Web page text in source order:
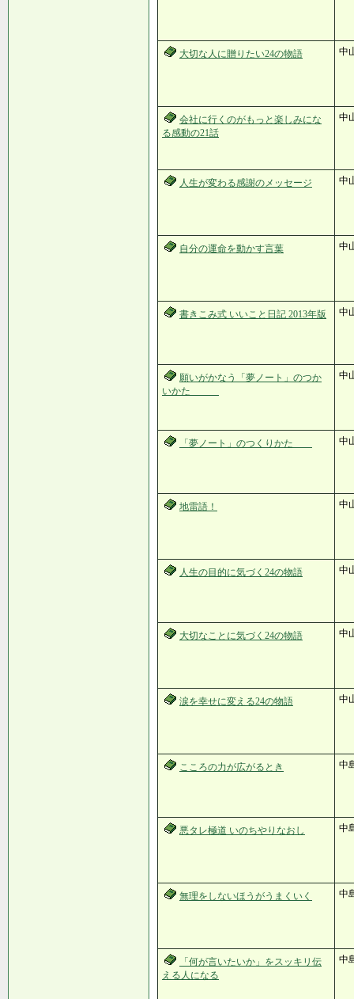
大切な人に贈りたい24の物語 中
会社に行くのがもっと楽しみにな
る感動の21話
中
人生が変わる感謝のメッセージ 中
自分の運命を動かす言葉 中
書きこみ式 いいこと日記 2013年版 中
願いがかなう「夢ノート」のつか
いかた
中
「夢ノート」のつくりかた 中
地雷語！ 中
人生の目的に気づく24の物語 中
大切なことに気づく24の物語 中
涙を幸せに変える24の物語 中
こころの力が広がるとき 中
悪タレ極道 いのちやりなおし 中
無理をしないほうがうまくいく 中
「何が言いたいか」をスッキリ伝
える人になる
中